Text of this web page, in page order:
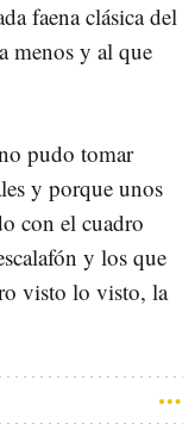
faena clásica del
menos y al que
pudo tomar
y porque unos
con el cuadro
y los que
visto lo visto, la